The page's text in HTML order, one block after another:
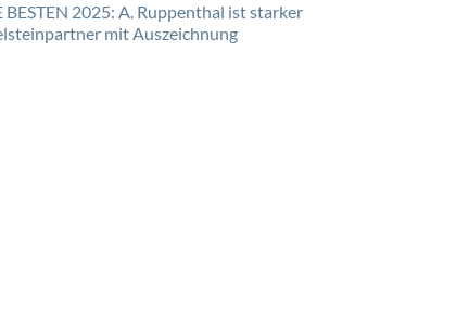
BESTEN 2025: A. Ruppenthal ist starker
mit Auszeichnung